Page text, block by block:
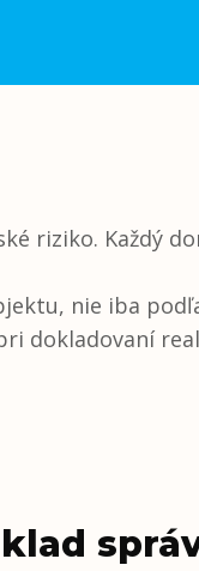
riziko. Každý
nie iba
dokladovaní